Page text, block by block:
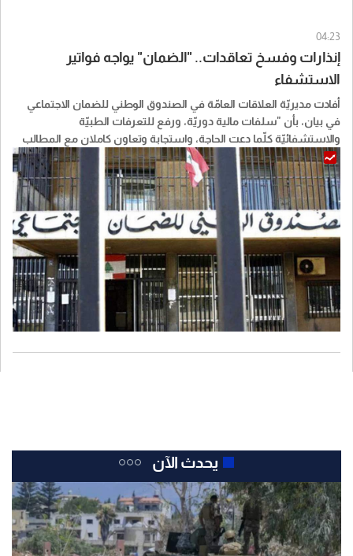
04:23
إنذارات وفسخ تعاقدات.. "الضمان" يواجه فواتير
الاستشفاء
أفادت مديريّة العلاقات العامّة في الصندوق الوطني للضمان الاجتماعي
في بيان، بأن "سلفات مالية دوريّة، ورفع للتعرفات الطبيّة
والاستشفائيّة كلّما دعت الحاجة، واستجابة وتعاون كاملان مع المطالب
المحقّة، هذه هي المقاربة الإيجابية التي حرصت إدارة الصندوق على
اعتمادها في علاقتها مع القطاع الاستشفائي في لبنان، حرصاً منها على
ضمان استمرارية تقديم الرعاية الصحية اللائقة للمرضى المضمونين".
يحدث الآن